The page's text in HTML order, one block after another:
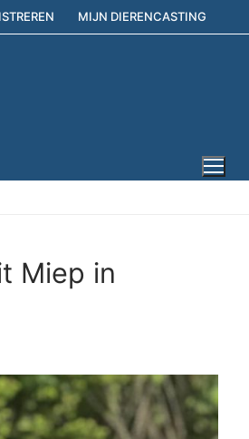
MIJN DIERENCASTING
Miep in